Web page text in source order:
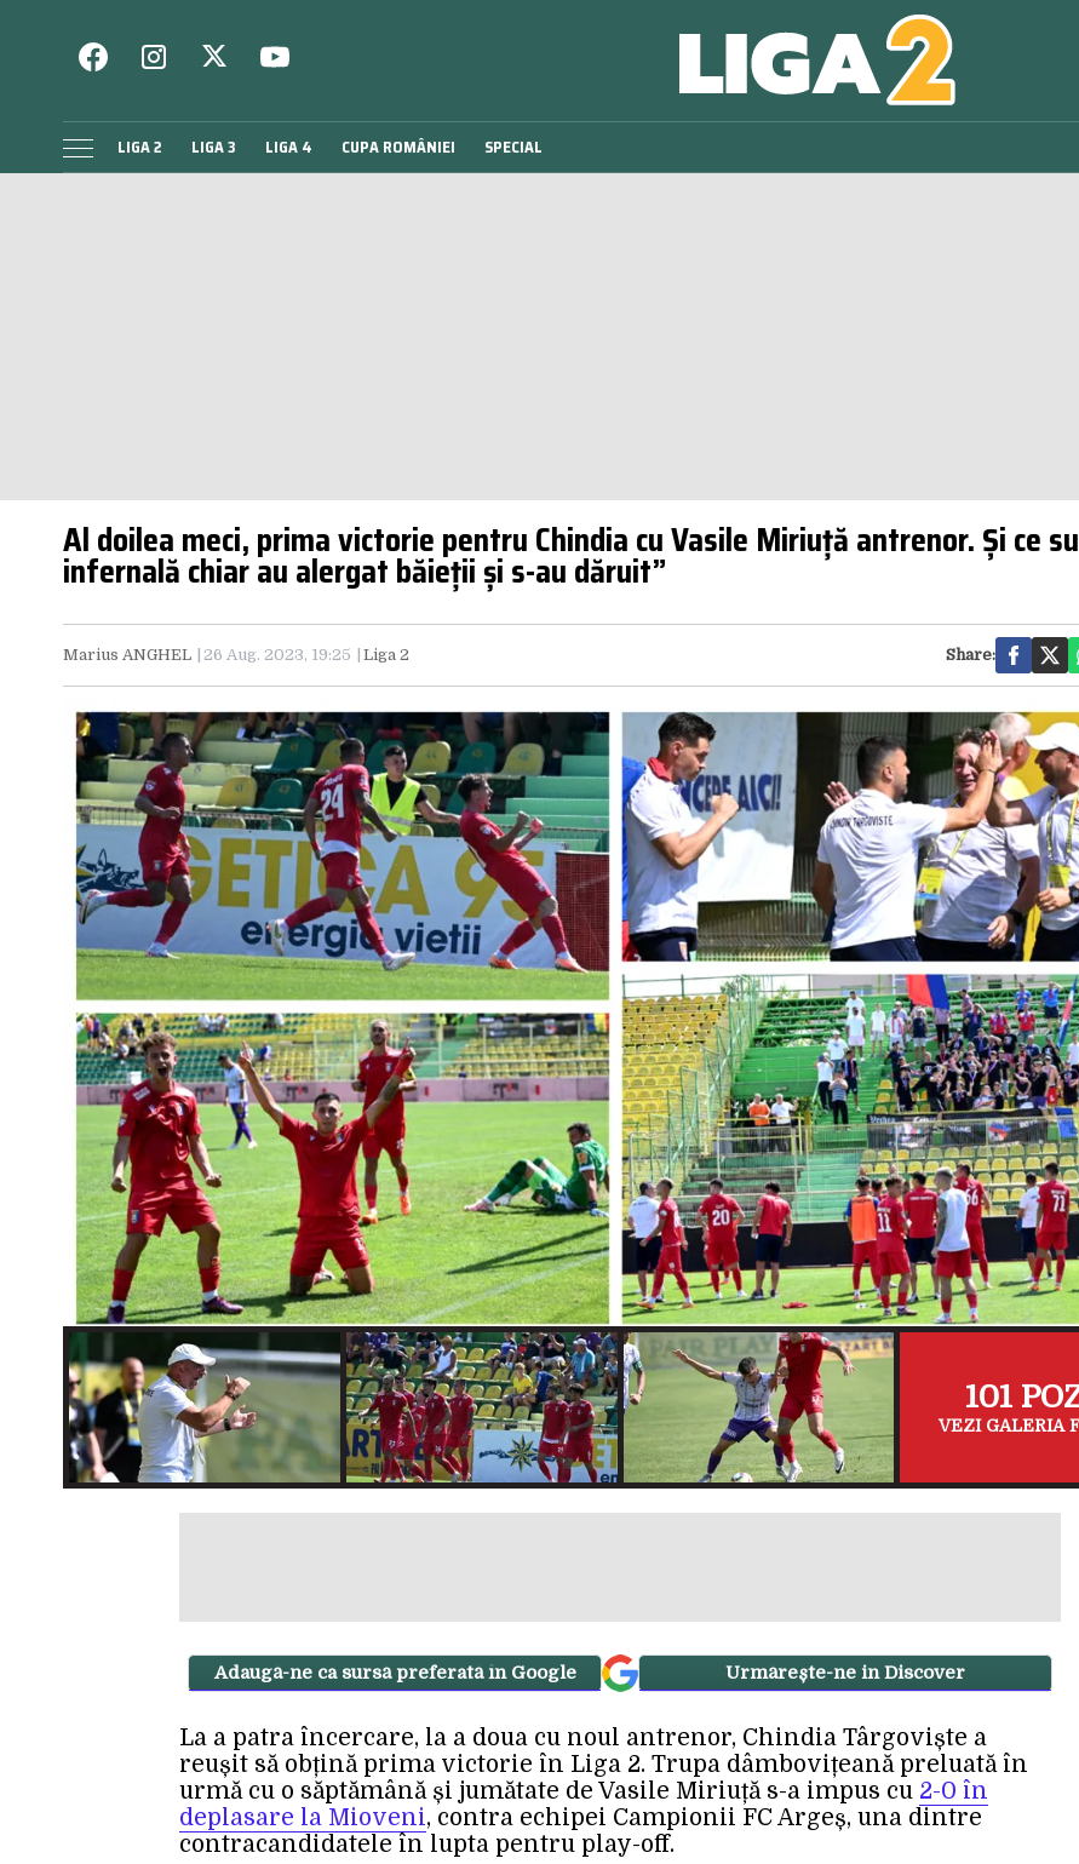
LIGA 2 LIGA 3 LIGA 4 CUPA ROMÂNIEI SPECIAL
Al doilea meci, prima victorie pentru Chindia cu Vasile Miriuță antrenor. Și ce
infernală chiar au alergat băieții și s-au dăruit”
Marius ANGHEL 26 Aug. 2023, 19:25 Liga 2 Share:
101
VEZI GALERIA
Adaugă-ne ca sursă preferată în Google Urmărește-ne in Discover
La a patra încercare, la a doua cu noul antrenor, Chindia Târgoviște a
reușit să obțină prima victorie în Liga 2. Trupa dâmbovițeană preluată în
urmă cu o săptămână și jumătate de Vasile Miriuță s-a impus cu 2-0 în
deplasare la Mioveni, contra echipei Campionii FC Argeș, una dintre
contracandidatele în lupta pentru play-off.